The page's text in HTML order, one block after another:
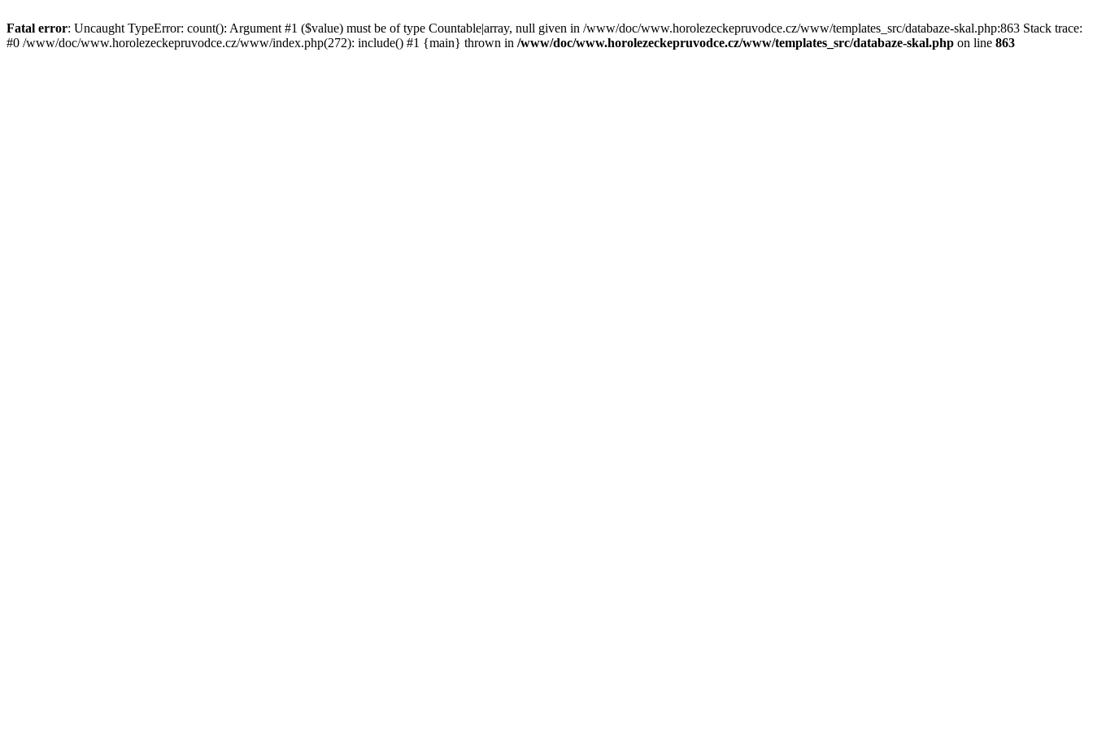
Fatal error: Uncaught TypeError: count(): Argument #1 ($value) must be of type Countable|array, null given in /www/doc/www.horolezeckepruvodce.cz/www/templates_src/databaze-skal.php:863 Stack trace:
#0 /www/doc/www.horolezeckepruvodce.cz/www/index.php(272): include() #1 {main} thrown in /www/doc/www.horolezeckepruvodce.cz/www/templates_src/databaze-skal.php on line 863